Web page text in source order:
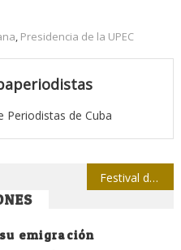
, Presidencia de la UPEC
Periodistas de Cuba
Festival del Nuevo Cine Latinoamericano
emigración